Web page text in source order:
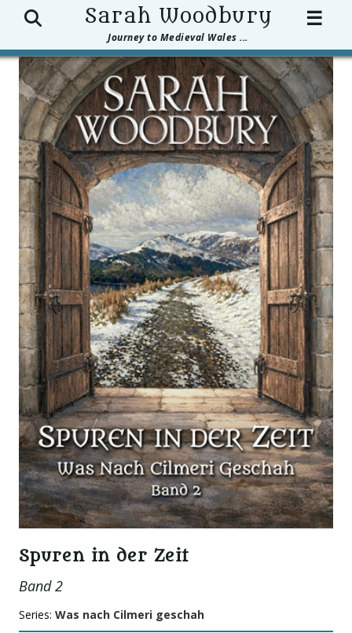
Sarah Woodbury
Journey to Medieval Wales ...
Search ☰
Spuren in der Zeit
Band 2
Series: Was nach Cilmeri geschah